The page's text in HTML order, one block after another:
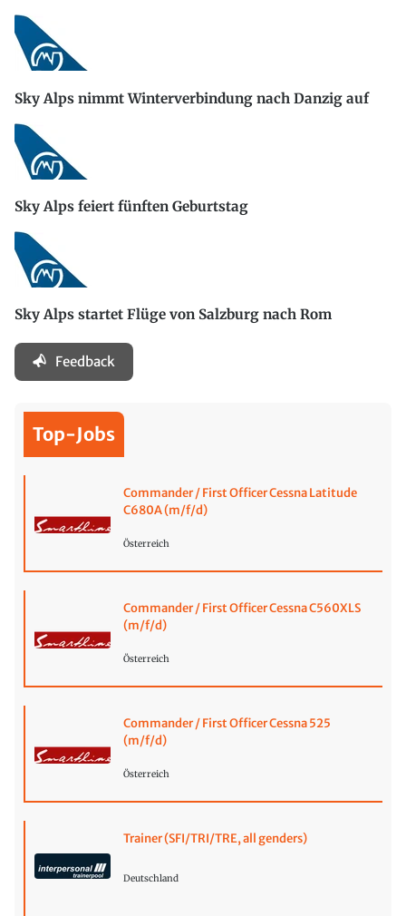
Sky Alps nimmt Winterverbindung nach Danzig auf
Sky Alps feiert fünften Geburtstag
Sky Alps startet Flüge von Salzburg nach Rom
Feedback
Top-Jobs
Commander / First Officer Cessna Latitude
C680A (m/f/d)
Österreich
Commander / First Officer Cessna C560XLS
(m/f/d)
Österreich
Commander / First Officer Cessna 525
(m/f/d)
Österreich
Trainer (SFI/TRI/TRE, all genders)
Deutschland